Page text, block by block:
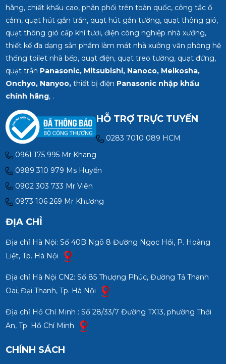
hãng, chiết khấu cao, phân phối trên toàn quốc, công tắc ổ
cắm, quạt hút gắn trần, quạt hút gắn tường, quạt thông gió,
quạt thông gió cấp khí tươi, điện công nghiệp nhà xưởng,
thiết kế đa dạng sản phẩm làm mát nhà xưởng văn phòng hệ
thống toilet nhà bếp, quạt điện, quạt treo tường, quạt đứng,
quạt trần Panasonic, Mitsubishi, Nanoco, Meikosha,
Onchyo, Nanyoo,thiết bị điện Panasonic nhập khẩu
chính hãng, .
HỖ TRỢ TRỰC TUYẾN
0283 7010 089 HCM
0961 175 995 Mr Khang
0989 310 979 Ms Huyền
0902 303 733 Mr Viên
0973 106 269 Mr Khương
ĐỊA CHỈ
Địa chỉ Hà Nội: Số 40B Ngõ 8 Đường Ngọc Hồi, P. Hoàng
Liệt, Tp. Hà Nội
Địa chỉ Hà Nội CN2: Số 85 Thượng Phúc, Đường Tả Thanh
Oai, Đại Thanh, Tp. Hà Nội
Địa chỉ Hồ Chí Minh : Số 28/33/7 Đường TX13, phường Thới
An, Tp. Hồ Chí Minh
CHÍNH SÁCH